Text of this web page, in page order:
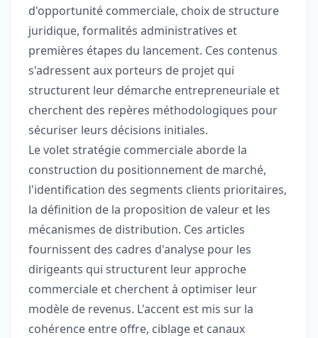
d'opportunité commerciale, choix de structure
juridique, formalités administratives et
premières étapes du lancement. Ces contenus
s'adressent aux porteurs de projet qui
structurent leur démarche entrepreneuriale et
cherchent des repères méthodologiques pour
sécuriser leurs décisions initiales.
Le volet stratégie commerciale aborde la
construction du positionnement de marché,
l'identification des segments clients prioritaires,
la définition de la proposition de valeur et les
mécanismes de distribution. Ces articles
fournissent des cadres d'analyse pour les
dirigeants qui structurent leur approche
commerciale et cherchent à optimiser leur
modèle de revenus. L'accent est mis sur la
cohérence entre offre, ciblage et canaux